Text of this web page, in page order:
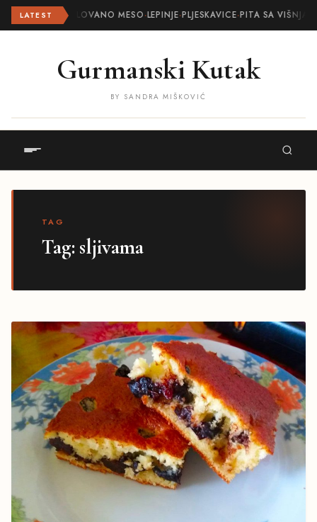
LATEST ROLOVANO MESO·LEPINJE·PLJESKAVICE·PITA SA
Gurmanski Kutak
BY SANDRA MIŠKOVIĆ
TAG
Tag: sljivama